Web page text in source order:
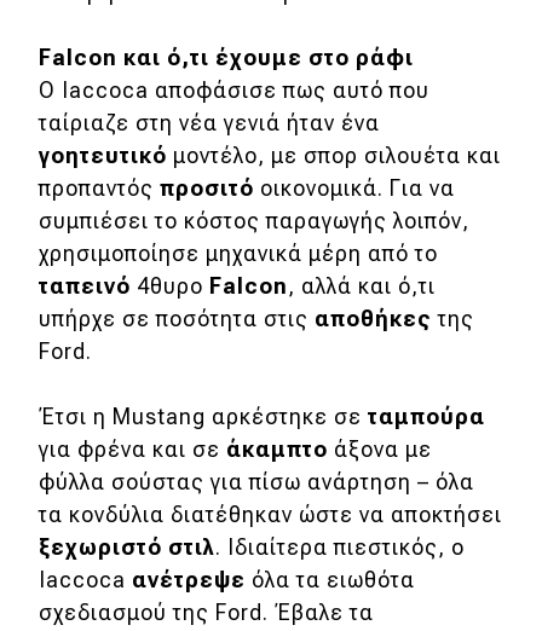
Test Drive
Δοκιμή
Αποστολή
Συγκρίνουμε
Αγώνες
Formula 1
WRC
Motorsport
Eco
Falcon και ό,τι έχουμε στο ράφι
Ο Iaccoca αποφάσισε πως αυτό που
ταίριαζε στη νέα γενιά ήταν ένα
γοητευτικό μοντέλο, με σπορ σιλουέτα και
προπαντός προσιτό οικονομικά. Για να
συμπιέσει το κόστος παραγωγής λοιπόν,
χρησιμοποίησε μηχανικά μέρη από το
ταπεινό 4θυρο Falcon, αλλά και ό,τι
υπήρχε σε ποσότητα στις αποθήκεςτης
Ford.
Έτσι η Mustang αρκέστηκε σε ταμπούρα
για φρένα και σε άκαμπτο άξονα με
φύλλα σούστας για πίσω ανάρτηση – όλα
τα κονδύλια διατέθηκαν ώστε να αποκτήσει
ξεχωριστό στιλ. Ιδιαίτερα πιεστικός, ο
Iaccoca ανέτρεψε όλα τα ειωθότα
σχεδιασμού της Ford. Έβαλε τα